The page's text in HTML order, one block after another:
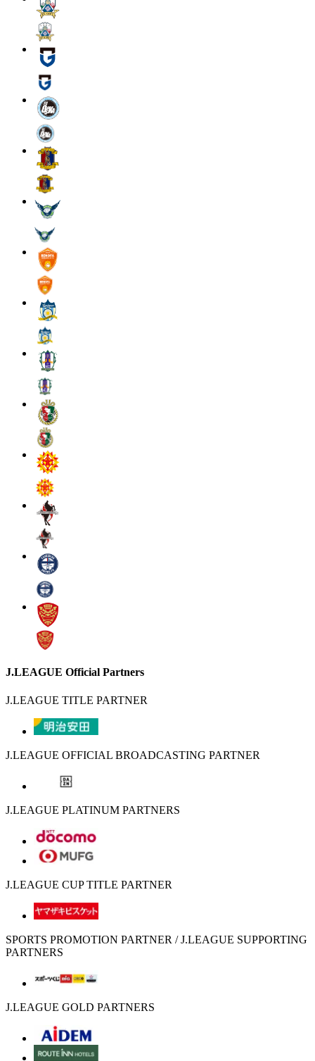
J.LEAGUE Official Partners
J.LEAGUE TITLE PARTNER
J.LEAGUE OFFICIAL BROADCASTING PARTNER
J.LEAGUE PLATINUM PARTNERS
J.LEAGUE CUP TITLE PARTNER
SPORTS PROMOTION PARTNER / J.LEAGUE SUPPORTING
PARTNERS
J.LEAGUE GOLD PARTNERS